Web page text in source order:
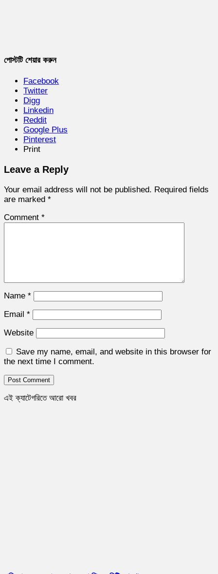
পোস্টটি শেয়ার করুন
Facebook
Twitter
Digg
Linkedin
Reddit
Google Plus
Pinterest
Print
Leave a Reply
Your email address will not be published. Required fields
are marked *
Comment *
Name *
Email *
Website
Save my name, email, and website in this browser for
the next time I comment.
এই ক্যাটেগরিতে আরো খবর